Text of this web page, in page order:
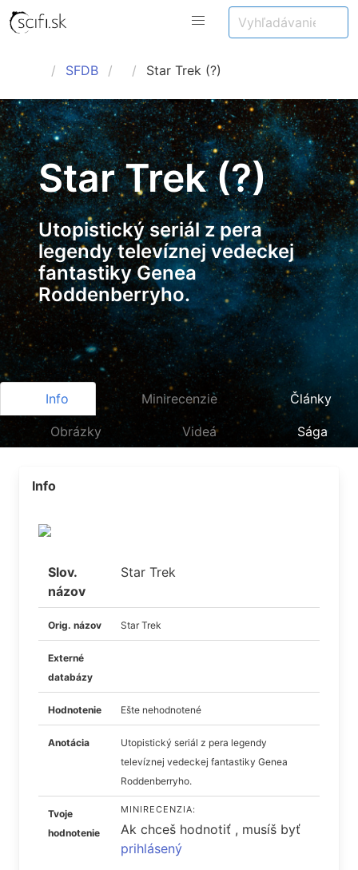
SFDB Star Trek (?)
Star Trek (?)
Utopistický seriál z pera
legendy televíznej vedeckej
fantastiky Genea
Roddenberryho.
Info Minirecenzie Články
Obrázky Videá Sága
Info
Slov.
názov
Star Trek
Orig. názov Star Trek
Externé
databázy
Hodnotenie Ešte nehodnotené
Anotácia
Utopistický seriál z pera legendy
televíznej vedeckej fantastiky Genea
Roddenberryho.
Tvoje
hodnotenie
MINIRECENZIA:
Ak chceš hodnotiť , musíš byť
prihlásený